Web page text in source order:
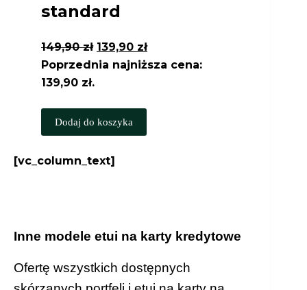
standard
149,90zł Pierwotna
cena
139,90 złAktualna
cena
Poprzednia najniższa cena:
139,90 zł.
Dodaj do koszyka
[vc_column_text]
Inne modele etui na karty kredytowe
Ofertę wszystkich dostępnych